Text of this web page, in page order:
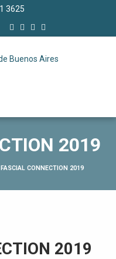
3625
2019
FASCIAL CONNECTION 2019
2019